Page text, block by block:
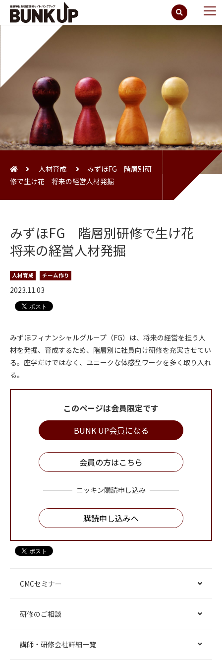
人材育成
みずほFG 階層別研
修で生け花 将来の経営人材発掘
みずほFG 階層別研修で生け花
将来の経営人材発掘
人材育成 チーム作り
2023.11.03
みずほフィナンシャルグループ（FG）は、将来の経営を担う人
材を発掘、育成するため、階層別に社員向け研修を充実させてい
る。座学だけではなく、ユニークな体感型ワークを多く取り入れ
る。
このページは会員限定です
BUNK UP会員になる
会員の方はこちら
ニッキン購読申し込み
購読申し込みへ
CMCセミナー
研修のご相談
講師・研修会社詳細一覧